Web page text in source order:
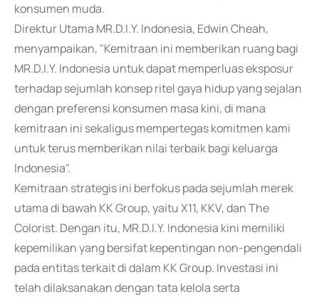
konsumen muda.
Direktur Utama MR.D.I.Y. Indonesia, Edwin Cheah,
menyampaikan, "Kemitraan ini memberikan ruang bagi
MR.D.I.Y. Indonesia untuk dapat memperluas eksposur
terhadap sejumlah konsep ritel gaya hidup yang sejalan
dengan preferensi konsumen masa kini, di mana
kemitraan ini sekaligus mempertegas komitmen kami
untuk terus memberikan nilai terbaik bagi keluarga
Indonesia".
Kemitraan strategis ini berfokus pada sejumlah merek
utama di bawah KK Group, yaitu X11, KKV, dan The
Colorist. Dengan itu, MR.D.I.Y. Indonesia kini memiliki
kepemilikan yang bersifat kepentingan non-pengendali
pada entitas terkait di dalam KK Group. Investasi ini
telah dilaksanakan dengan tata kelola serta